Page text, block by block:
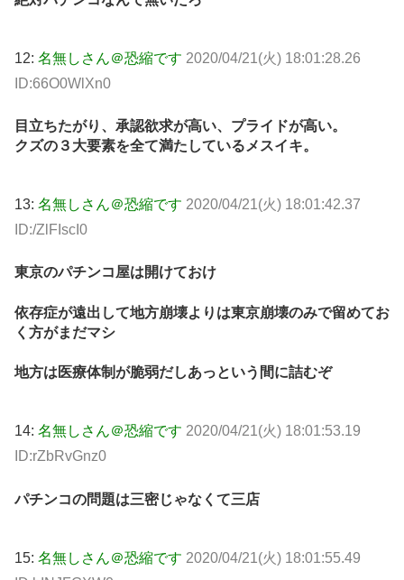
12: 名無しさん＠恐縮です 2020/04/21(火) 18:01:28.26
ID:66O0WlXn0
目立ちたがり、承認欲求が高い、プライドが高い。
クズの３大要素を全て満たしているメスイキ。
13: 名無しさん＠恐縮です 2020/04/21(火) 18:01:42.37
ID:/ZlFIscI0
東京のパチンコ屋は開けておけ
依存症が遠出して地方崩壊よりは東京崩壊のみで留めてお
く方がまだマシ
地方は医療体制が脆弱だしあっという間に詰むぞ
14: 名無しさん＠恐縮です 2020/04/21(火) 18:01:53.19
ID:rZbRvGnz0
パチンコの問題は三密じゃなくて三店
15: 名無しさん＠恐縮です 2020/04/21(火) 18:01:55.49